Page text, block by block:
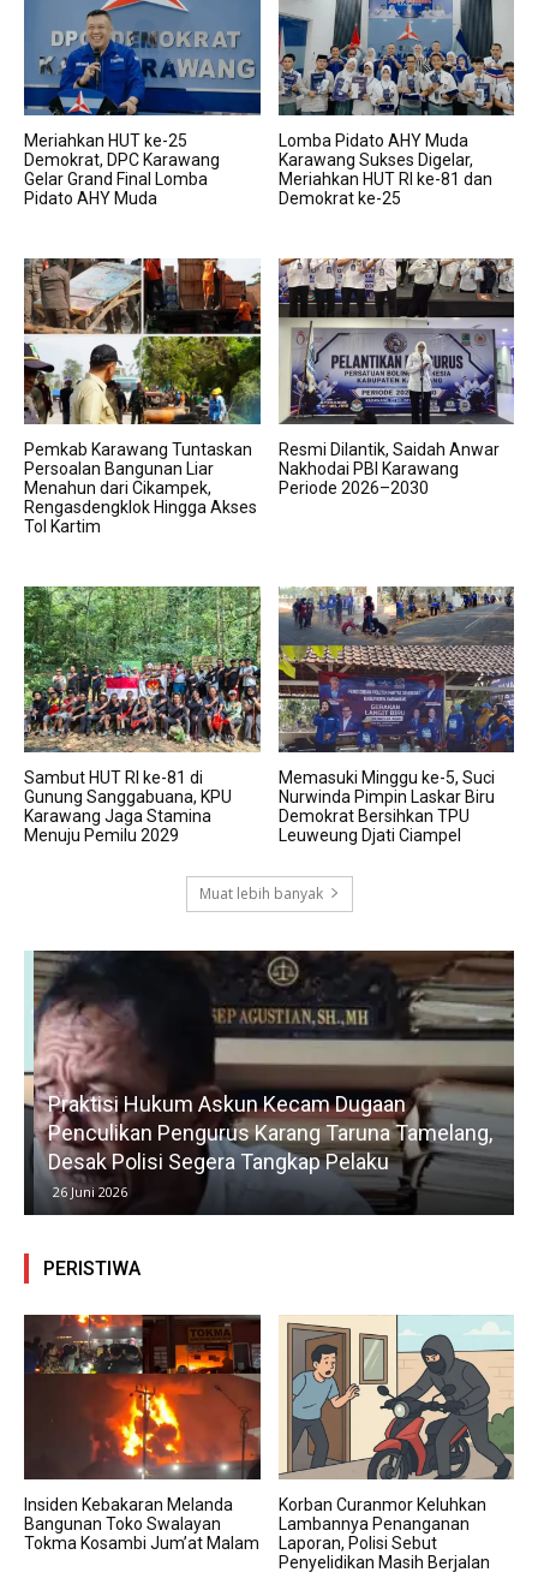
Meriahkan HUT ke-25
Demokrat, DPC Karawang
Gelar Grand Final Lomba
Pidato AHY Muda
Lomba Pidato AHY Muda
Karawang Sukses Digelar,
Meriahkan HUT RI ke-81 dan
Demokrat ke-25
Pemkab Karawang Tuntaskan
Persoalan Bangunan Liar
Menahun dari Cikampek,
Rengasdengklok Hingga Akses
Tol Kartim
Resmi Dilantik, Saidah Anwar
Nakhodai PBI Karawang
Periode 2026–2030
Sambut HUT RI ke-81 di
Gunung Sanggabuana, KPU
Karawang Jaga Stamina
Menuju Pemilu 2029
Memasuki Minggu ke-5, Suci
Nurwinda Pimpin Laskar Biru
Demokrat Bersihkan TPU
Leuweung Djati Ciampel
Muat lebih banyak
Praktisi Hukum Askun Kecam Dugaan
Penculikan Pengurus Karang Taruna Tamelang,
Desak Polisi Segera Tangkap Pelaku
26 Juni 2026
PERISTIWA
Insiden Kebakaran Melanda
Bangunan Toko Swalayan
Tokma Kosambi Jum’at Malam
Korban Curanmor Keluhkan
Lambannya Penanganan
Laporan, Polisi Sebut
Penyelidikan Masih Berjalan